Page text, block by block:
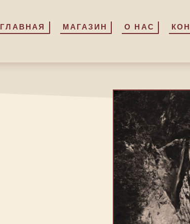
ГЛАВНАЯ МАГАЗИН О НАС
ГЛАВНАЯ МАГАЗИН О НАС